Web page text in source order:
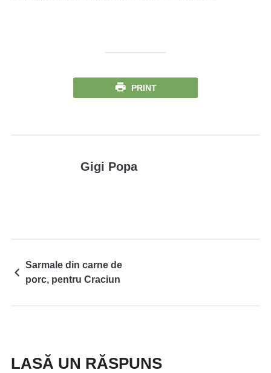
PRINT
Gigi Popa
Sarmale din carne de
porc, pentru Craciun
LASĂ UN RĂSPUNS